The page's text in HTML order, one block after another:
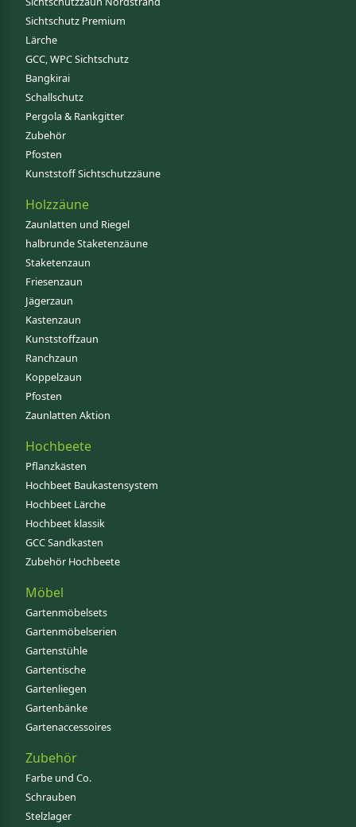
Sichtschutz Premium
Lärche
GCC, WPC Sichtschutz
Bangkirai
Schallschutz
Pergola & Rankgitter
Zubehör
Pfosten
Kunststoff Sichtschutzzäune
Holzzäune
Zaunlatten und Riegel
halbrunde Staketenzäune
Staketenzaun
Friesenzaun
Jägerzaun
Kastenzaun
Kunststoffzaun
Ranchzaun
Koppelzaun
Pfosten
Zaunlatten Aktion
Hochbeete
Pflanzkästen
Hochbeet Baukastensystem
Hochbeet Lärche
Hochbeet klassik
GCC Sandkasten
Zubehör Hochbeete
Möbel
Gartenmöbelsets
Gartenmöbelserien
Gartenstühle
Gartentische
Gartenliegen
Gartenbänke
Gartenaccessoires
Zubehör
Farbe und Co.
Schrauben
Stelzlager